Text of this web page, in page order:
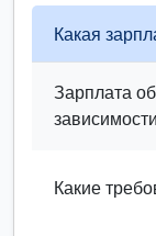
Какая
Зарплата
Какие